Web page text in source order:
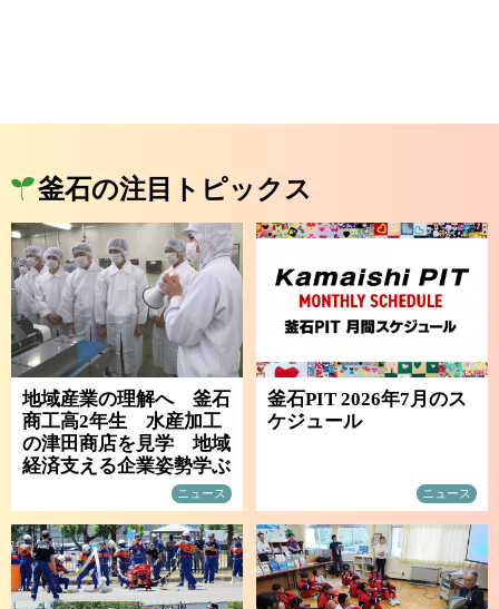
釜石の注目トピックス
地域産業の理解へ 釜石
商工高2年生 水産加工
の津田商店を見学 地域
経済支える企業姿勢学ぶ
ニュース
釜石PIT 2026年7月のス
ケジュール
ニュース